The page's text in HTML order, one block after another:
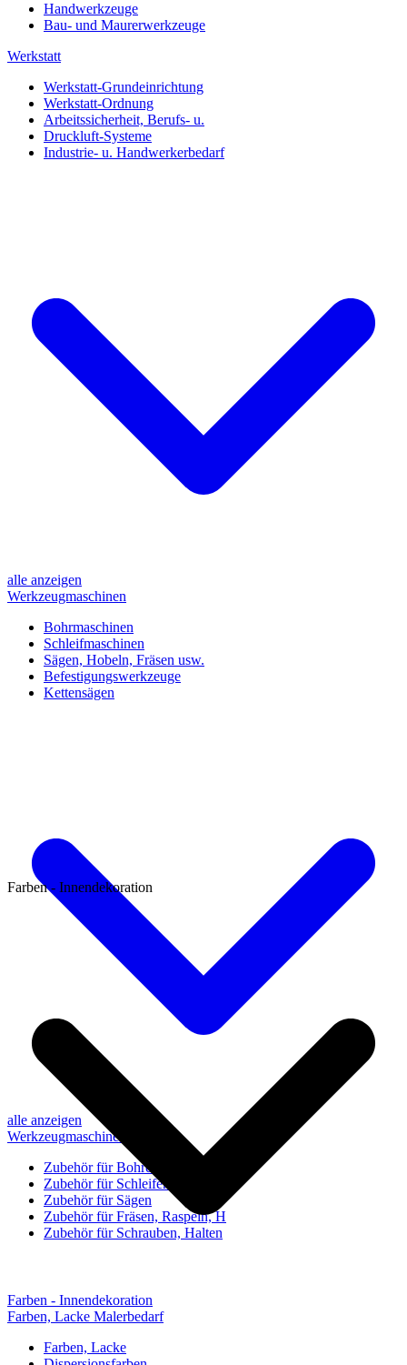
Handwerkzeuge
Bau- und Maurerwerkzeuge
Werkstatt
Werkstatt-Grundeinrichtung
Werkstatt-Ordnung
Arbeitssicherheit, Berufs- u.
Druckluft-Systeme
Industrie- u. Handwerkerbedarf
alle anzeigen
Werkzeugmaschinen
Bohrmaschinen
Schleifmaschinen
Sägen, Hobeln, Fräsen usw.
Befestigungswerkzeuge
Kettensägen
alle anzeigen
Werkzeugmaschinen-Zubehör
Zubehör für Bohren, Bohrhilfen
Zubehör für Schleifen, Poliere
Zubehör für Sägen
Zubehör für Fräsen, Raspeln, H
Zubehör für Schrauben, Halten
Farben - Innendekoration
Farben - Innendekoration
Farben, Lacke Malerbedarf
Farben, Lacke